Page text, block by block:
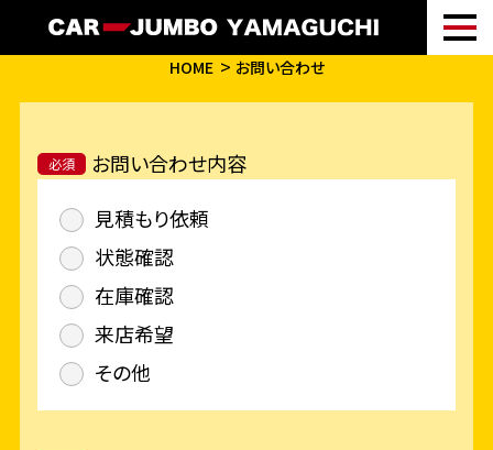
HOME お問い合わせ
必須
お問い合わせ内容
見積もり依頼
状態確認
在庫確認
来店希望
その他